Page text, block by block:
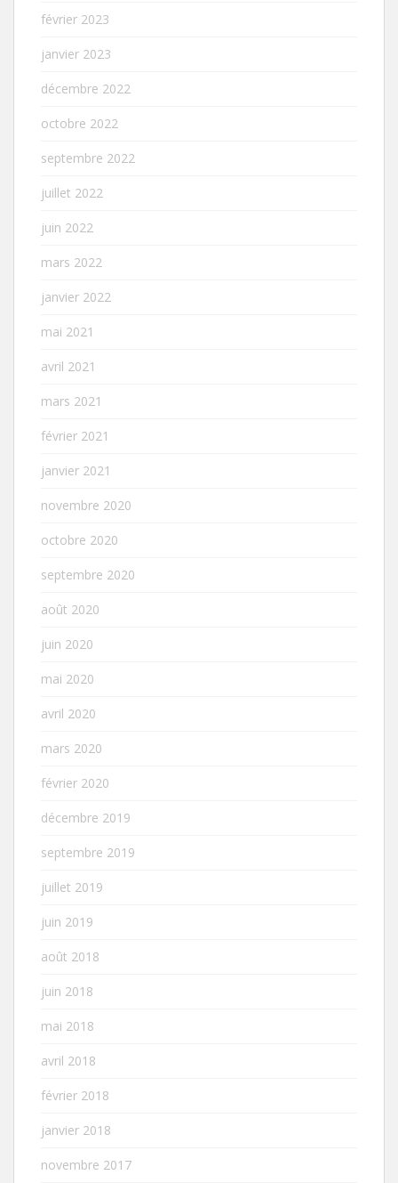
février 2023
janvier 2023
décembre 2022
octobre 2022
septembre 2022
juillet 2022
juin 2022
mars 2022
janvier 2022
mai 2021
avril 2021
mars 2021
février 2021
janvier 2021
novembre 2020
octobre 2020
septembre 2020
août 2020
juin 2020
mai 2020
avril 2020
mars 2020
février 2020
décembre 2019
septembre 2019
juillet 2019
juin 2019
août 2018
juin 2018
mai 2018
avril 2018
février 2018
janvier 2018
novembre 2017